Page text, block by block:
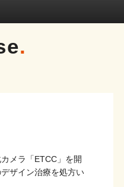
.
メラ「ETCC」を開
ザイン治療を処方い